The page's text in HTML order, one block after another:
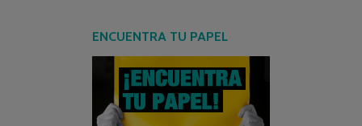
ENCUENTRA TU PAPEL